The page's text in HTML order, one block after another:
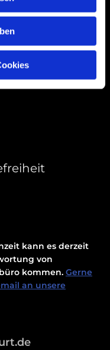
kann es derzeit
von
kommen. Gerne
an unsere